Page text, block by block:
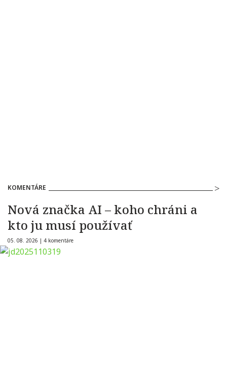
KOMENTÁRE
Nová značka AI – koho chráni a
kto ju musí používať
05. 08. 2026 | 4 komentáre